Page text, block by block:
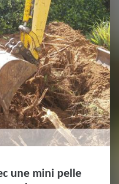
une mini pelle